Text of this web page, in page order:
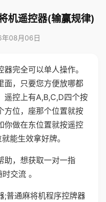
机遥控器(输赢规律)
年08月06日
完全可以单人操作。
面，只要您方便放哪都
遥控上有A,B,C,D四个按
方位，座那个位置就按
你做在东位置就按遥控
能生效拿好牌。
助，想获取一对一指
交流 。
;普通麻将机程序控牌器